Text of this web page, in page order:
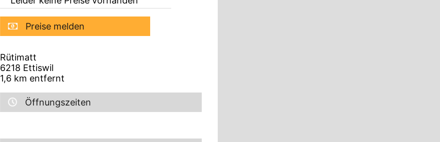
Preise melden
Rütimatt
6218 Ettiswil
1,6 km entfernt
Öffnungszeiten